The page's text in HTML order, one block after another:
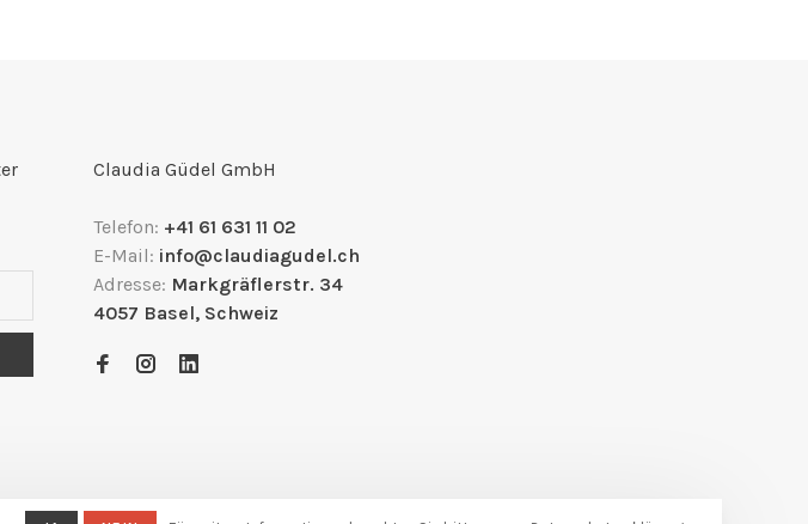
Claudia Güdel GmbH
Telefon: +41 61 631 11 02
E-Mail: info@claudiagudel.ch
Adresse: Markgräflerstr. 34
4057 Basel, Schweiz